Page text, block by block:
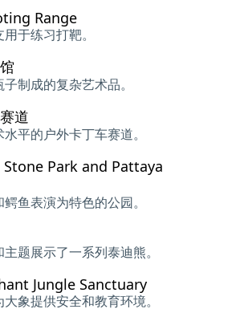
Range
于练习打靶。
制成的复杂艺术品。
道
平的户外卡丁车赛道。
Park and Pattaya
鱼表演为特色的公园。
题展示了一系列泰迪熊。
Jungle Sanctuary
象提供安全和教育环境。